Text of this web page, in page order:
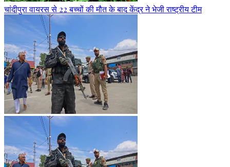
चांदीपुरा वायरस से 22 बच्चों की मौत के बाद केंद्र ने भेजी राष्ट्रीय टीम